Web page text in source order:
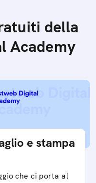
della
Academy
e stampa
che ci porta al